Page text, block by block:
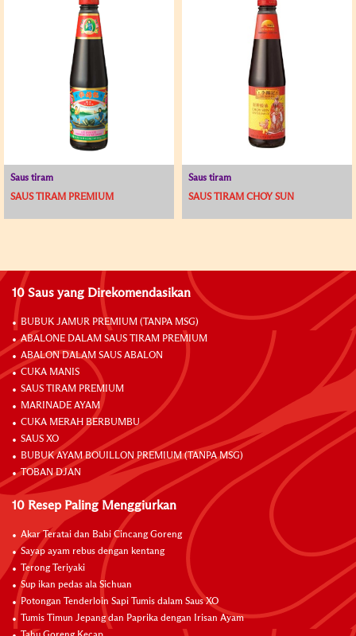
Saus tiram
SAUS TIRAM PREMIUM
Saus tiram
SAUS TIRAM CHOY SUN
10 Saus yang Direkomendasikan
BUBUK JAMUR PREMIUM (TANPA MSG)
ABALONE DALAM SAUS TIRAM PREMIUM
ABALON DALAM SAUS ABALON
CUKA MANIS
SAUS TIRAM PREMIUM
MARINADE AYAM
CUKA MERAH BERBUMBU
SAUS XO
BUBUK AYAM BOUILLON PREMIUM (TANPA MSG)
TOBAN DJAN
10 Resep Paling Menggiurkan
Akar Teratai dan Babi Cincang Goreng
Sayap ayam rebus dengan kentang
Terong Teriyaki
Sup ikan pedas ala Sichuan
Potongan Tenderloin Sapi Tumis dalam Saus XO
Tumis Timun Jepang dan Paprika dengan Irisan Ayam